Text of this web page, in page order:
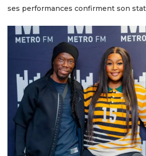
ses performances confirment son